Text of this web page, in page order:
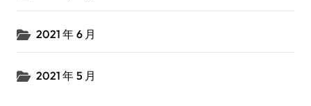
2021 年 6 月
2021 年 5 月